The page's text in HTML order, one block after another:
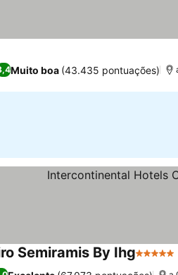
Muito boa (43.435 pontuações)
Semiramis By Ihg5